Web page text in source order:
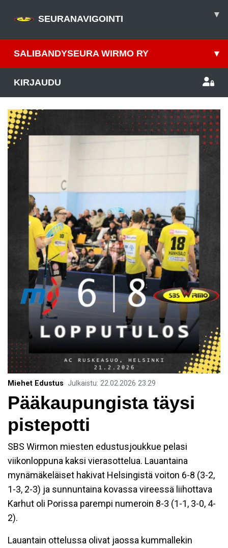
SEURANAVIGOINTI ▾
SALIBANDYSEURA WIRMO RY ▾
KIRJAUDU
Miehet Edustus Julkaistu: 22.02.2026 23.29
Pääkaupungista täysi
pistepotti
SBS Wirmon miesten edustusjoukkue pelasi
viikonloppuna kaksi vierasottelua. Lauantaina
mynämäkeläiset hakivat Helsingistä voiton 6-8 (3-2,
1-3, 2-3) ja sunnuntaina kovassa vireessä liihottava
Karhut oli Porissa parempi numeroin 8-3 (1-1, 3-0, 4-
2).
Lauantain ottelussa olivat jaossa kummallekin